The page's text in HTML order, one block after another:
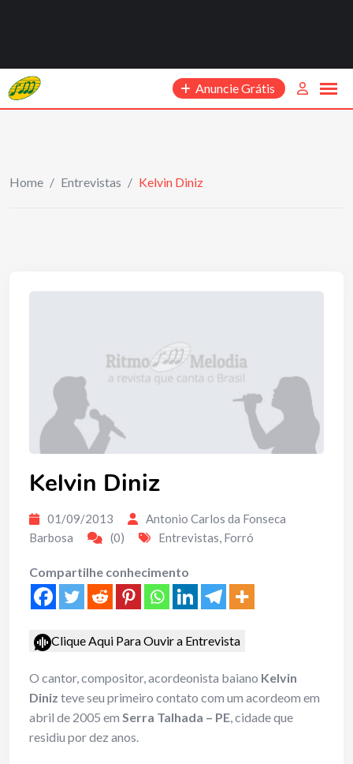
Anuncie Grátis
Home / Entrevistas / Kelvin Diniz
Kelvin Diniz
01/09/2013
Antonio Carlos da Fonseca
Barbosa
(0) Entrevistas, Forró
Compartilhe conhecimento
Clique Aqui Para Ouvir a Entrevista
O cantor, compositor, acordeonista baiano Kelvin
Diniz teve seu primeiro contato com um acordeom em
abril de 2005 em Serra Talhada – PE, cidade que
residiu por dez anos.